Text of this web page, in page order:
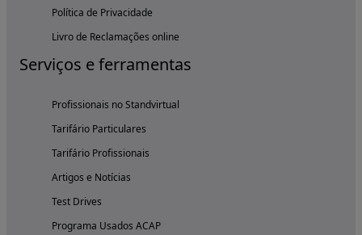
Política de Privacidade
Livro de Reclamações online
Serviços e ferramentas
Profissionais no Standvirtual
Tarifário Particulares
Tarifário Profissionais
Artigos e Notícias
Test Drives
Programa Usados ACAP